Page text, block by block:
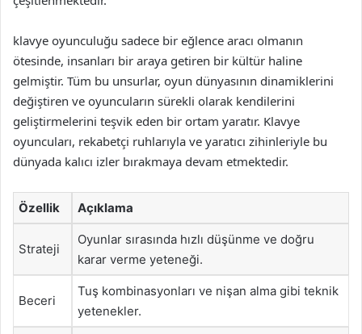
klavye oyunculuğu sadece bir eğlence aracı olmanın
ötesinde, insanları bir araya getiren bir kültür haline
gelmiştir. Tüm bu unsurlar, oyun dünyasının dinamiklerini
değiştiren ve oyuncuların sürekli olarak kendilerini
geliştirmelerini teşvik eden bir ortam yaratır. Klavye
oyuncuları, rekabetçi ruhlarıyla ve yaratıcı zihinleriyle bu
dünyada kalıcı izler bırakmaya devam etmektedir.
Özellik Açıklama
Strateji
Oyunlar sırasında hızlı düşünme ve doğru
karar verme yeteneği.
Beceri
Tuş kombinasyonları ve nişan alma gibi teknik
yetenekler.